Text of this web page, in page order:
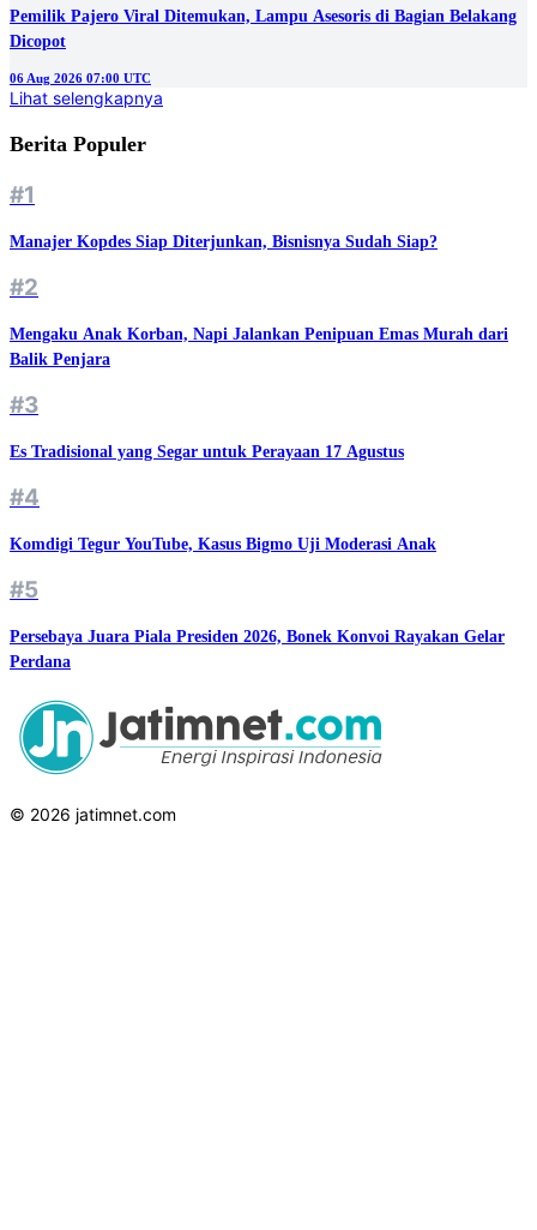
Pemilik Pajero Viral Ditemukan, Lampu Asesoris di Bagian Belakang
Dicopot
06 Aug 2026 07:00 UTC
Lihat selengkapnya
Berita Populer
#1
Manajer Kopdes Siap Diterjunkan, Bisnisnya Sudah Siap?
#2
Mengaku Anak Korban, Napi Jalankan Penipuan Emas Murah dari
Balik Penjara
#3
Es Tradisional yang Segar untuk Perayaan 17 Agustus
#4
Komdigi Tegur YouTube, Kasus Bigmo Uji Moderasi Anak
#5
Persebaya Juara Piala Presiden 2026, Bonek Konvoi Rayakan Gelar
Perdana
© 2026 jatimnet.com